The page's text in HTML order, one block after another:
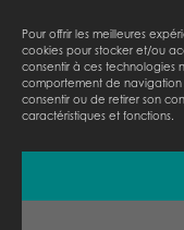
Pour offrir les meilleures
cookies pour stocker et/ou
consentir à ces technologies
comportement de navigation
consentir ou de retirer son
caractéristiques et fonctions.
vendredi :
Nous